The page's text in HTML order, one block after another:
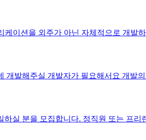
이션을 외주가 아닌 자체적으로 개발
발해주실 개발자가 필요해서요 개발
실 분을 모집합니다. 정직원 또는 프